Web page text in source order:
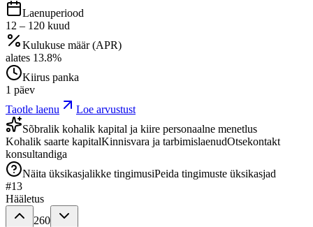
Laenuperiood
12 – 120 kuud
Kulukuse määr (APR)
alates 13.8%
Kiirus panka
1 päev
Taotle laenu
Loe arvustust
Sõbralik kohalik kapital ja kiire personaalne menetlus
Kohalik saarte kapitalKinnisvara ja tarbimislaenudOtsekontakt
konsultandiga
Näita üksikasjalikke tingimusiPeida tingimuste üksikasjad
#13
Hääletus
260